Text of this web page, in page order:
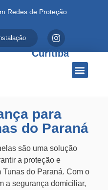
Redes de Proteção
Curitiba
para
do Paraná
são uma solução
a proteção e
do Paraná. Com o
a segurança domiciliar,